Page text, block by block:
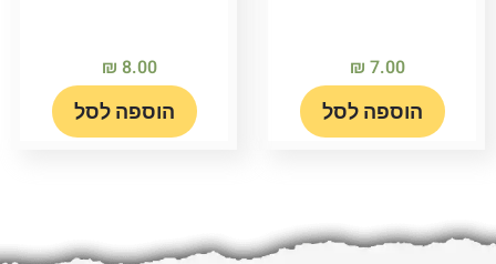
₪ 7.00
הוספה לסל
₪ 8.00
הוספה לסל